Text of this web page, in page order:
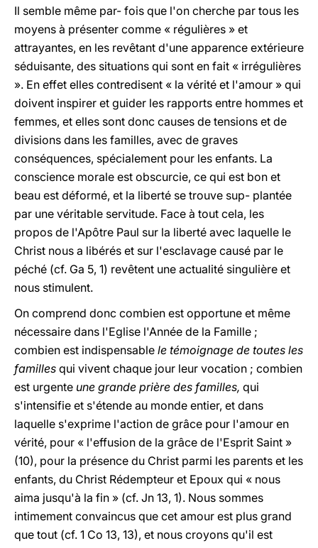
Il semble même par- fois que l'on cherche par tous les
moyens à présenter comme « régulières » et
attrayantes, en les revêtant d'une apparence extérieure
séduisante, des situations qui sont en fait « irrégulières
». En effet elles contredisent « la vérité et l'amour » qui
doivent inspirer et guider les rapports entre hommes et
femmes, et elles sont donc causes de tensions et de
divisions dans les familles, avec de graves
conséquences, spécialement pour les enfants. La
conscience morale est obscurcie, ce qui est bon et
beau est déformé, et la liberté se trouve sup- plantée
par une véritable servitude. Face à tout cela, les
propos de l'Apôtre Paul sur la liberté avec laquelle le
Christ nous a libérés et sur l'esclavage causé par le
péché (cf. Ga 5, 1) revêtent une actualité singulière et
nous stimulent.
On comprend donc combien est opportune et même
nécessaire dans l'Eglise l'Année de la Famille ;
combien est indispensable le témoignage de toutes les
familles qui vivent chaque jour leur vocation ; combien
est urgente une grande prière des familles, qui
s'intensifie et s'étende au monde entier, et dans
laquelle s'exprime l'action de grâce pour l'amour en
vérité, pour « l'effusion de la grâce de l'Esprit Saint »
(10), pour la présence du Christ parmi les parents et les
enfants, du Christ Rédempteur et Epoux qui « nous
aima jusqu'à la fin » (cf. Jn 13, 1). Nous sommes
intimement convaincus que cet amour est plus grand
que tout (cf. 1 Co 13, 13), et nous croyons qu'il est